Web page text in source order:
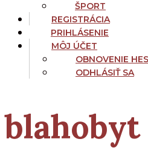
ŠPORT
REGISTRÁCIA
PRIHLÁSENIE
MÔJ ÚČET
OBNOVENIE
ODHLÁSIŤ SA
blahobyt